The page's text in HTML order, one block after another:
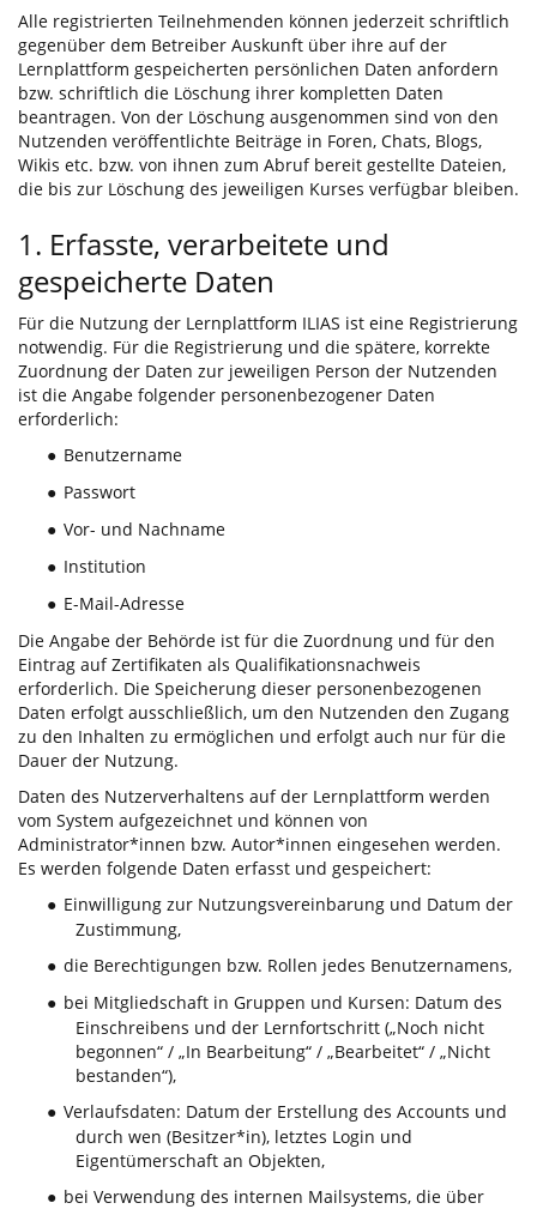
Alle registrierten Teilnehmenden können jederzeit schriftlich
gegenüber dem Betreiber Auskunft über ihre auf der
Lernplattform gespeicherten persönlichen Daten anfordern
bzw. schriftlich die Löschung ihrer kompletten Daten
beantragen. Von der Löschung ausgenommen sind von den
Nutzenden veröffentlichte Beiträge in Foren, Chats, Blogs,
Wikis etc. bzw. von ihnen zum Abruf bereit gestellte Dateien,
die bis zur Löschung des jeweiligen Kurses verfügbar bleiben.
1. Erfasste, verarbeitete und
gespeicherte Daten
Für die Nutzung der Lernplattform ILIAS ist eine Registrierung
notwendig. Für die Registrierung und die spätere, korrekte
Zuordnung der Daten zur jeweiligen Person der Nutzenden
ist die Angabe folgender personenbezogener Daten
erforderlich:
● Benutzername
● Passwort
● Vor- und Nachname
● Institution
● E-Mail-Adresse
Die Angabe der Behörde ist für die Zuordnung und für den
Eintrag auf Zertifikaten als Qualifikationsnachweis
erforderlich. Die Speicherung dieser personenbezogenen
Daten erfolgt ausschließlich, um den Nutzenden den Zugang
zu den Inhalten zu ermöglichen und erfolgt auch nur für die
Dauer der Nutzung.
Daten des Nutzerverhaltens auf der Lernplattform werden
vom System aufgezeichnet und können von
Administrator*innen bzw. Autor*innen eingesehen werden.
Es werden folgende Daten erfasst und gespeichert:
● Einwilligung zur Nutzungsvereinbarung und Datum der
Zustimmung,
● die Berechtigungen bzw. Rollen jedes Benutzernamens,
● bei Mitgliedschaft in Gruppen und Kursen: Datum des
Einschreibens und der Lernfortschritt („Noch nicht
begonnen“ / „In Bearbeitung“ / „Bearbeitet“ / „Nicht
bestanden“),
● Verlaufsdaten: Datum der Erstellung des Accounts und
durch wen (Besitzer*in), letztes Login und
Eigentümerschaft an Objekten,
● bei Verwendung des internen Mailsystems, die über